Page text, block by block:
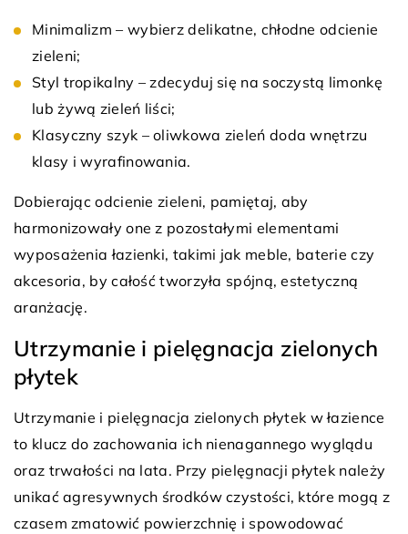
Minimalizm – wybierz delikatne, chłodne odcienie
zieleni;
Styl tropikalny – zdecyduj się na soczystą limonkę
lub żywą zieleń liści;
Klasyczny szyk – oliwkowa zieleń doda wnętrzu
klasy i wyrafinowania.
Dobierając odcienie zieleni, pamiętaj, aby
harmonizowały one z pozostałymi elementami
wyposażenia łazienki, takimi jak meble, baterie czy
akcesoria, by całość tworzyła spójną, estetyczną
aranżację.
Utrzymanie i pielęgnacja zielonych
płytek
Utrzymanie i pielęgnacja zielonych płytek w łazience
to klucz do zachowania ich nienagannego wyglądu
oraz trwałości na lata. Przy pielęgnacji płytek należy
unikać agresywnych środków czystości, które mogą z
czasem zmatowić powierzchnię i spowodować